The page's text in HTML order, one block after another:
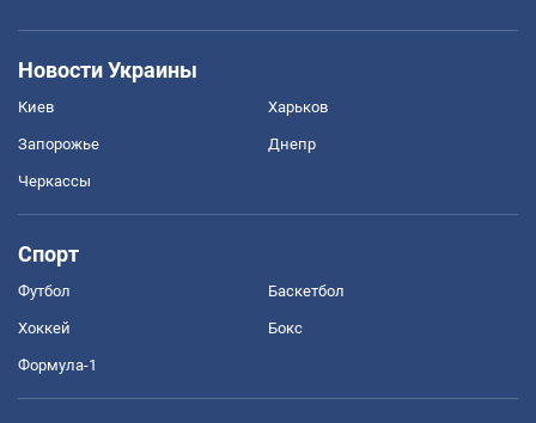
Новости Украины
Киев Харьков
Запорожье Днепр
Черкассы
Спорт
Футбол Баскетбол
Хоккей Бокс
Формула-1